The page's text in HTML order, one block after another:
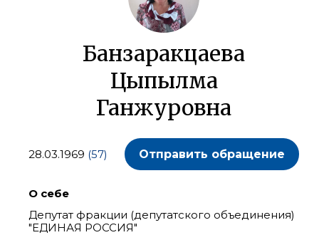
Банзаракцаева
Цыпылма
Ганжуровна
28.03.1969 (57) Отправить обращение
О себе
Депутат фракции (депутатского объединения)
"ЕДИНАЯ РОССИЯ"